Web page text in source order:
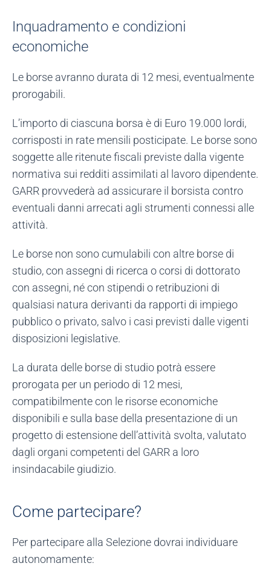
Inquadramento e condizioni
economiche
Le borse avranno durata di 12 mesi, eventualmente
prorogabili.
L’importo di ciascuna borsa è di Euro 19.000 lordi,
corrisposti in rate mensili posticipate. Le borse sono
soggette alle ritenute fiscali previste dalla vigente
normativa sui redditi assimilati al lavoro dipendente.
GARR provvederà ad assicurare il borsista contro
eventuali danni arrecati agli strumenti connessi alle
attività.
Le borse non sono cumulabili con altre borse di
studio, con assegni di ricerca o corsi di dottorato
con assegni, né con stipendi o retribuzioni di
qualsiasi natura derivanti da rapporti di impiego
pubblico o privato, salvo i casi previsti dalle vigenti
disposizioni legislative.
La durata delle borse di studio potrà essere
prorogata per un periodo di 12 mesi,
compatibilmente con le risorse economiche
disponibili e sulla base della presentazione di un
progetto di estensione dell’attività svolta, valutato
dagli organi competenti del GARR a loro
insindacabile giudizio.
Come partecipare?
Per partecipare alla Selezione dovrai individuare
autonomamente: